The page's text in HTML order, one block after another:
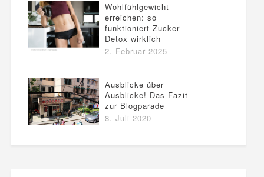
Wohlfühlgewicht
erreichen: so
funktioniert Zucker
Detox wirklich
2. Februar 2025
Ausblicke über
Ausblicke! Das Fazit
zur Blogparade
8. Juli 2020